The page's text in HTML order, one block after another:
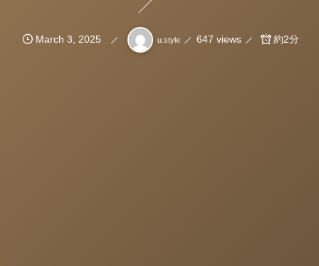
March 3, 2025 u.style 647 views 約2分